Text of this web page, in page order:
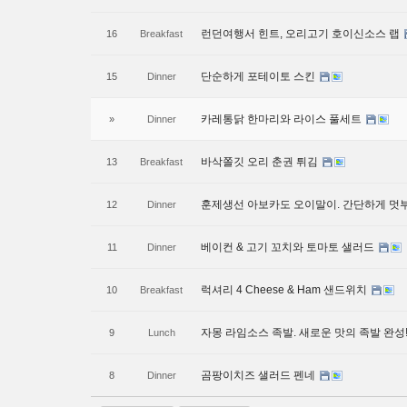
16 Breakfast 런던여행서 힌트, 오리고기 호이신소스 랩
15 Dinner 단순하게 포테이토 스킨
» Dinner 카레통닭 한마리와 라이스 풀세트
13 Breakfast 바삭쫄깃 오리 춘권 튀김
12 Dinner 훈제생선 아보카도 오이말이. 간단하게 멋
11 Dinner 베이컨 & 고기 꼬치와 토마토 샐러드
10 Breakfast 럭셔리 4 Cheese & Ham 샌드위치
9 Lunch 자몽 라임소스 족발. 새로운 맛의 족발 완성!
8 Dinner 곰팡이치즈 샐러드 펜네